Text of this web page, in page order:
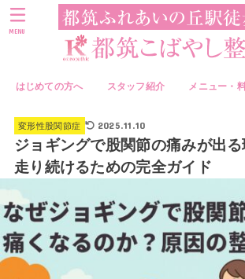
はじめての方へ スタッフ紹介 メニュー・
MENU
変形性股関節症 2025.11.10
ジョギングで股関節の痛みが出る
走り続けるための完全ガイド